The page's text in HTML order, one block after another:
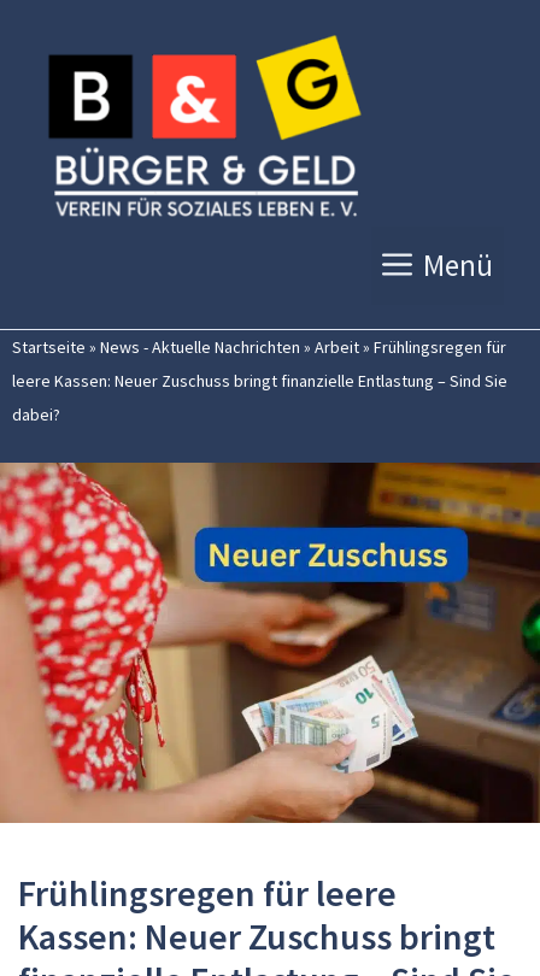
Inhalt
springen
Menü
Startseite » News - Aktuelle Nachrichten » Arbeit» Frühlingsregen für
leere Kassen: Neuer Zuschuss bringt finanzielle Entlastung – Sind Sie
dabei?
Frühlingsregen für leere
Kassen: Neuer Zuschuss bringt